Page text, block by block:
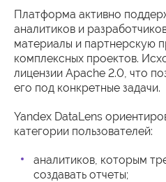
Платформа активно
аналитиков и
материалы и партнерскую
комплексных проектов.
лицензии Apache 2.0, что
его под конкретные задачи.
Yandex DataLens
категории пользователей:
аналитиков, которым
создавать отчеты;